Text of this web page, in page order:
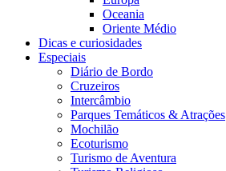
Oceania
Oriente Médio
Dicas e curiosidades
Especiais
Diário de Bordo
Cruzeiros
Intercâmbio
Parques Temáticos & Atrações
Mochilão
Ecoturismo
Turismo de Aventura